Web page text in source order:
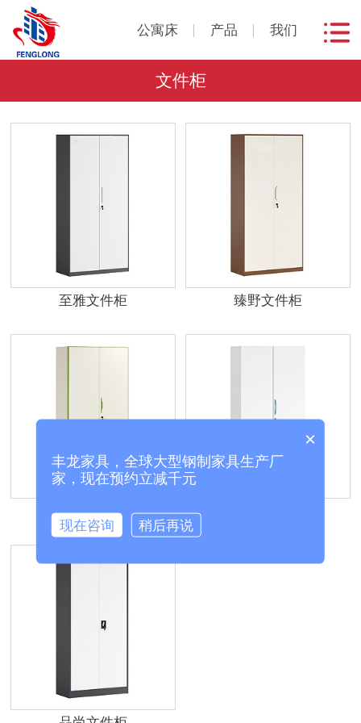
公寓床 产品 我们
文件柜
至雅文件柜 臻野文件柜
悦昂文件柜
×
丰龙家具，全球大型钢制家具生产厂
家，现在预约立减千元
现在咨询 稍后再说